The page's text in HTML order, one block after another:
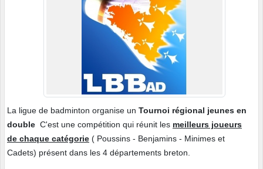
La ligue de badminton organise un Tournoi régional jeunes en
double C'est une compétition qui réunit les meilleurs joueurs
de chaque catégorie ( Poussins - Benjamins - Minimes et
Cadets) présent dans les 4 départements breton.